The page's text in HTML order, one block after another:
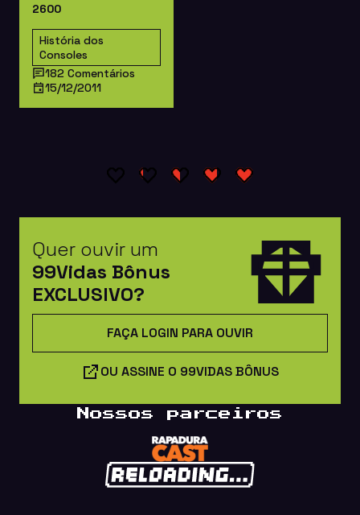
2600
História dos
Consoles
182 Comentários
15/12/2011
Quer ouvir um
99Vidas Bônus
EXCLUSIVO?
FAÇA LOGIN PARA OUVIR
OU ASSINE O 99VIDAS BÔNUS
Nossos parceiros